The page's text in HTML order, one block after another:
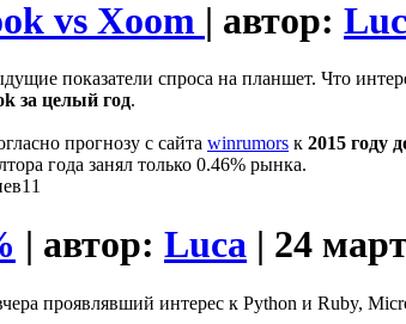
vs Xoom | автор:
показатели спроса на планшет. Что
за целый год.
прогнозу с сайта winrumors к 2015 году
года занял только 0.46% рынка.
11
| автор: Luca | 24
проявлявший интерес к Python и Ruby,